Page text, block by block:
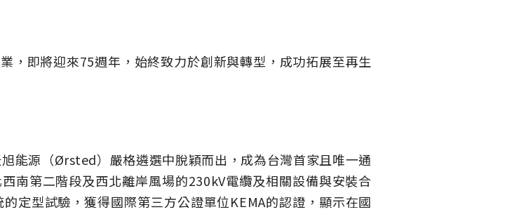
，即將迎來75週年，始終致力於創新與轉型，成功拓展至再生
能源（Ørsted）嚴格遴選中脫穎而出，成為台灣首家且唯一通
南第二階段及西北離岸風場的230kV電纜及相關設備與安裝合
定型試驗，獲得國際第三方公證單位KEMA的認證，顯示在國